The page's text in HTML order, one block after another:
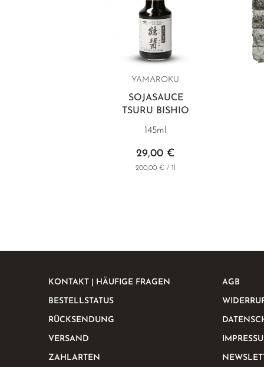
YAMAROKU
SOJASAUCE
TSURU BISHIO
145ml
29,00 €
200,00 € / 1l
KONTAKT | HÄUFIGE FRAGEN
BESTELLSTATUS
RÜCKSENDUNG
VERSAND
ZAHLARTEN
AGB